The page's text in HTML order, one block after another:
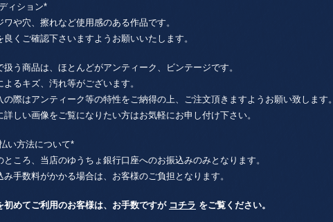
ィション*
ワや穴、擦れなど使用感のある作品です。
良くご確認下さいますようお願いいたします。
扱う商品は、ほとんどがアンティーク、ビンテージです。
よるキズ、汚れ等がございます。
の際はアンティーク等の特性をご納得の上、ご注文頂きますようお願い致します。
詳しい画像をご覧になりたい方はお気軽にお申し付け下さい。
い方法について*
ところ、当店のゆうちょ銀行口座へのお振込みのみとなります。
み手数料がかかる場合は、お客様のご負担となります。
初めてご利用のお客様は、お手数ですが コチラ をご覧ください。